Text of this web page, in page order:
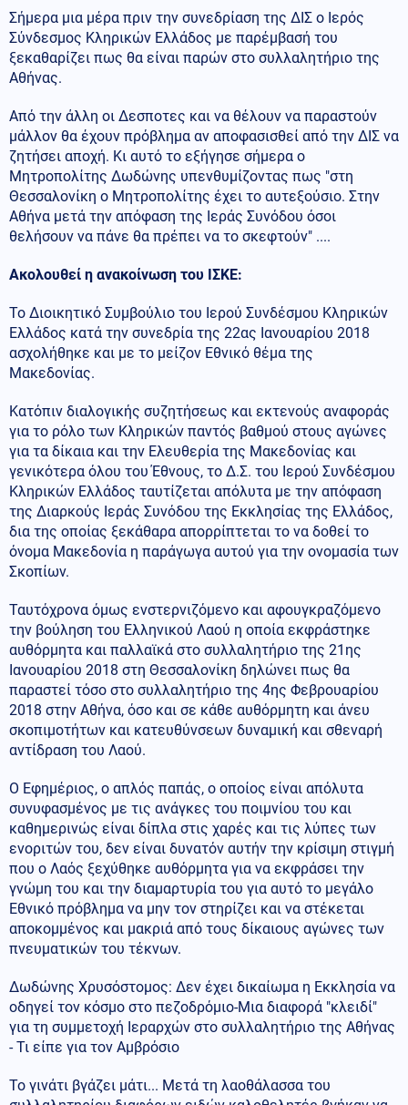
Σήμερα μια μέρα πριν την συνεδρίαση της ΔΙΣ ο Ιερός
Σύνδεσμος Κληρικών Ελλάδος με παρέμβασή του
ξεκαθαρίζει πως θα είναι παρών στο συλλαλητήριο της
Αθήνας.
Από την άλλη οι Δεσποτες και να θέλουν να παραστούν
μάλλον θα έχουν πρόβλημα αν αποφασισθεί από την ΔΙΣ να
ζητήσει αποχή. Κι αυτό το εξήγησε σήμερα ο
Μητροπολίτης Δωδώνης υπενθυμίζοντας πως "στη
Θεσσαλονίκη ο Μητροπολίτης έχει το αυτεξούσιο. Στην
Αθήνα μετά την απόφαση της Ιεράς Συνόδου όσοι
θελήσουν να πάνε θα πρέπει να το σκεφτούν" ....
Ακολουθεί η ανακοίνωση του ΙΣΚΕ:
Το Διοικητικό Συμβούλιο του Ιερού Συνδέσμου Κληρικών
Ελλάδος κατά την συνεδρία της 22ας Ιανουαρίου 2018
ασχολήθηκε και με το μείζον Εθνικό θέμα της
Μακεδονίας.
Κατόπιν διαλογικής συζητήσεως και εκτενούς αναφοράς
για το ρόλο των Κληρικών παντός βαθμού στους αγώνες
για τα δίκαια και την Ελευθερία της Μακεδονίας και
γενικότερα όλου του Έθνους, το Δ.Σ. του Ιερού Συνδέσμου
Κληρικών Ελλάδος ταυτίζεται απόλυτα με την απόφαση
της Διαρκούς Ιεράς Συνόδου της Εκκλησίας της Ελλάδος,
δια της οποίας ξεκάθαρα απορρίπτεται το να δοθεί το
όνομα Μακεδονία η παράγωγα αυτού για την ονομασία των
Σκοπίων.
Ταυτόχρονα όμως ενστερνιζόμενο και αφουγκραζόμενο
την βούληση του Ελληνικού Λαού η οποία εκφράστηκε
αυθόρμητα και παλλαϊκά στο συλλαλητήριο της 21ης
Ιανουαρίου 2018 στη Θεσσαλονίκη δηλώνει πως θα
παραστεί τόσο στο συλλαλητήριο της 4ης Φεβρουαρίου
2018 στην Αθήνα, όσο και σε κάθε αυθόρμητη και άνευ
σκοπιμοτήτων και κατευθύνσεων δυναμική και σθεναρή
αντίδραση του Λαού.
Ο Εφημέριος, ο απλός παπάς, ο οποίος είναι απόλυτα
συνυφασμένος με τις ανάγκες του ποιμνίου του και
καθημερινώς είναι δίπλα στις χαρές και τις λύπες των
ενοριτών του, δεν είναι δυνατόν αυτήν την κρίσιμη στιγμή
που ο Λαός ξεχύθηκε αυθόρμητα για να εκφράσει την
γνώμη του και την διαμαρτυρία του για αυτό το μεγάλο
Εθνικό πρόβλημα να μην τον στηρίζει και να στέκεται
αποκομμένος και μακριά από τους δίκαιους αγώνες των
πνευματικών του τέκνων.
Δωδώνης Χρυσόστομος: Δεν έχει δικαίωμα η Εκκλησία να
οδηγεί τον κόσμο στο πεζοδρόμιο-Μια διαφορά "κλειδί"
για τη συμμετοχή Ιεραρχών στο συλλαλητήριο της Αθήνας
- Τι είπε για τον Αμβρόσιο
Το γινάτι βγάζει μάτι... Μετά τη λαοθάλασσα του